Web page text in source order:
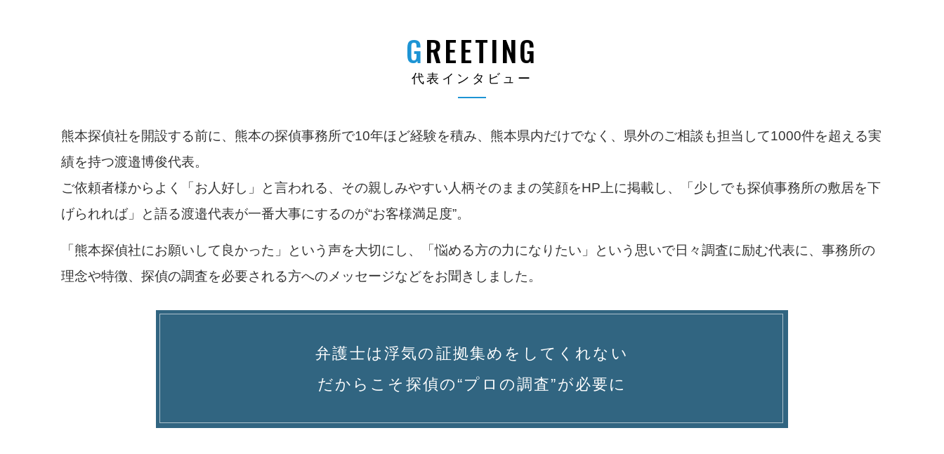
GREETING
代表インタビュー
熊本探偵社を開設する前に、熊本の探偵事務所で10年ほど経験を積み、熊本県内だけでなく、県外のご相談も担当して1000件を超える実
績を持つ渡邉博俊代表。
ご依頼者様からよく「お人好し」と言われる、その親しみやすい人柄そのままの笑顔をHP上に掲載し、「少しでも探偵事務所の敷居を下
げられれば」と語る渡邉代表が一番大事にするのが“お客様満足度”。
「熊本探偵社にお願いして良かった」という声を大切にし、「悩める方の力になりたい」という思いで日々調査に励む代表に、事務所の
理念や特徴、探偵の調査を必要される方へのメッセージなどをお聞きしました。
弁護士は浮気の証拠集めをしてくれない
だからこそ探偵の“プロの調査”が必要に